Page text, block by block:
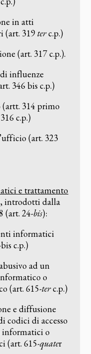
in atti
(art. 319terc.p.)
(art. 317 c.p.).
influenze
346 bis c.p.)
(artt. 314 primo
c.p.)
(art. 323
e trattamento
introdotti dalla
(art. 24-bis):
informatici
c.p.)
ad un
o
(art. 615-terc.p.)
e diffusione
codici di accesso
informatici o
(art. 615-quater